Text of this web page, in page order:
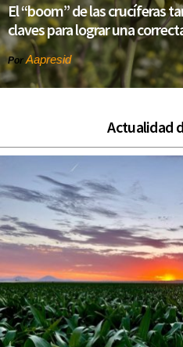
El “boom” de las crucíferas
claves para lograr una
PorAapresid
Actualidad